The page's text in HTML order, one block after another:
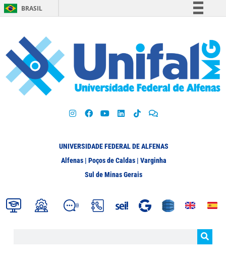
BRASIL
Participe
Acesso à informação
Legislação
UNIVERSIDADE FEDERAL DE ALFENAS
Alfenas | Poços de Caldas | Varginha
Sul de Minas Gerais